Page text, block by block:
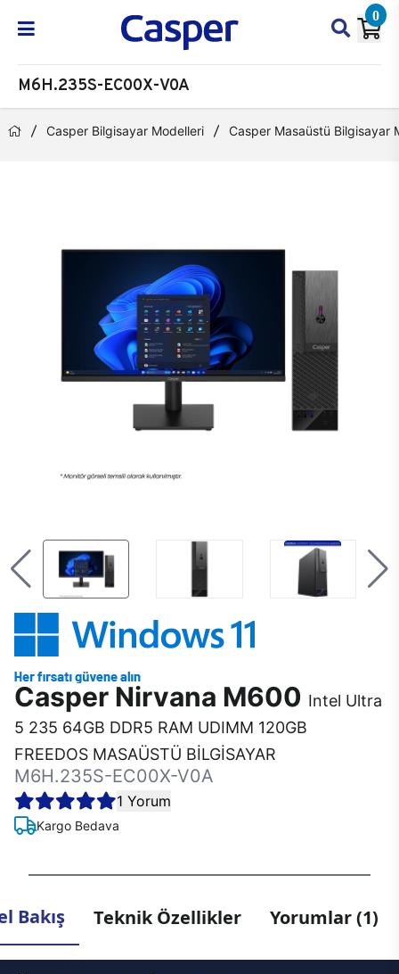
0
M6H.235S-EC00X-V0A
Casper Bilgisayar Modelleri Casper Masaüstü Bilgisayar
Casper Nirvana M600 Intel Ultra
5 235 64GB DDR5 RAM UDIMM 120GB
FREEDOS MASAÜSTÜ BİLGİSAYAR
M6H.235S-EC00X-V0A
1 Yorum
Kargo Bedava
Bakış Teknik Özellikler Yorumlar (1)